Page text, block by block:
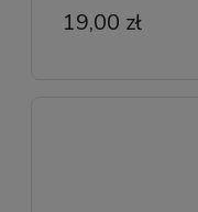
19,00 zł